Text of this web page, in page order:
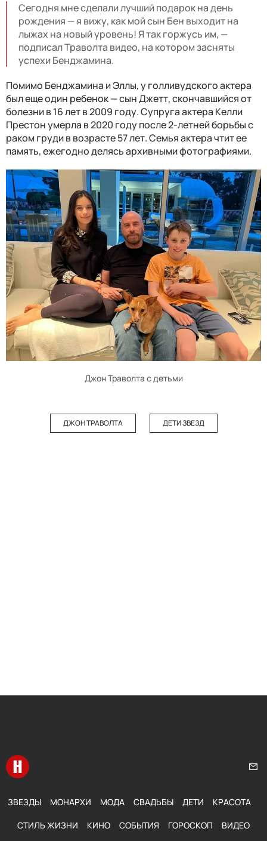
Сегодня мне сделали лучший подарок на день
рождения — я вижу, как мой сын Бен выходит на
лыжах на новый уровень! Я так горжусь им, —
подписал Траволта видео, на котором засняты
успехи Бенджамина.
Помимо Бенджамина и Эллы, у голливудского актера
был еще один ребенок — сын Джетт, скончавшийся от
болезни в 16 лет в 2009 году. Супруга актера Келли
Престон умерла в 2020 году после 2-летней борьбы с
раком груди в возрасте 57 лет. Семья актера чтит ее
память, ежегодно делясь архивными фотографиями.
Джон Траволта с детьми
ДЖОН ТРАВОЛТА ДЕТИ ЗВЕЗД
Перейти на главную
ЗВЕЗДЫ МОНАРХИ МОДА СВАДЬБЫ ДЕТИ КРАСОТА
СТИЛЬ ЖИЗНИ КИНО СОБЫТИЯ ГОРОСКОП ВИДЕО